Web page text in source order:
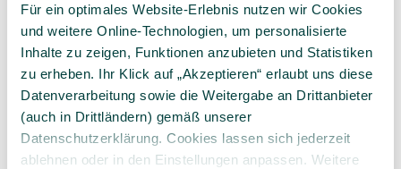
Für ein optimales Website-Erlebnis nutzen wir Cookies
und weitere Online-Technologien, um personalisierte
Inhalte zu zeigen, Funktionen anzubieten und Statistiken
zu erheben. Ihr Klick auf „Akzeptieren“ erlaubt uns diese
Datenverarbeitung sowie die Weitergabe an Drittanbieter
(auch in Drittländern) gemäß unserer
Datenschutzerklärung. Cookies lassen sich jederzeit
ablehnen oder in den Einstellungen anpassen. Weitere
Aktenschrank Udo mit
Türen, Höhe 154 cm
Aktenschrank Udo mit
Türen, Höhe 190 cm